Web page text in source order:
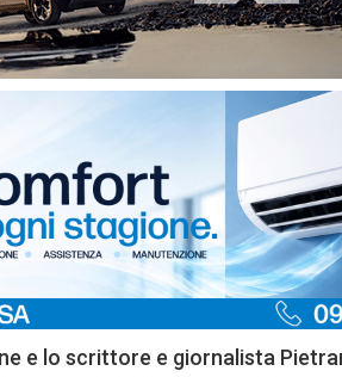
e lo scrittore e giornalista